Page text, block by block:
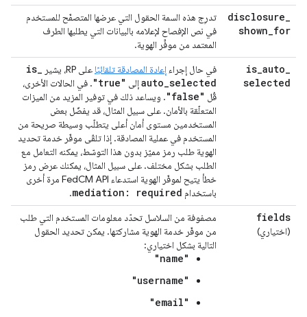
disclosure_
shown_for
تدرِج هذه السمة الحقول التي عرضها المتصفّح للمستخدم
في نص الإفصاح لإعلامه بالبيانات التي يطلبها الطرف
المعتمد من موفِّر الهوية.
is_auto_
selected
في حال إجراء إعادة المصادقة تلقائيًا على RP، يشير is_
auto_selected إلى "true". في الحالات الأخرى،
قُل "false". ويساعد ذلك في توفير المزيد من الميزات
المتعلّقة بالأمان. على سبيل المثال، قد يفضّل بعض
المستخدمين مستوى أمان أعلى يتطلّب وسيطة صريحة من
المستخدم في عملية المصادقة. إذا تلقّى موفّر خدمة تحديد
الهوية طلب رمز مميّز بدون هذا التوسّط، يمكنه التعامل مع
الطلب بشكل مختلف. على سبيل المثال، يمكنك عرض رمز
خطأ يتيح لموفّر الهوية استدعاء FedCM API مرة أخرى
باستخدام mediation: required
.
fields
(اختياري)
مصفوفة من السلاسل تحدّد معلومات المستخدم التي طلب
من موفّر خدمة الهوية مشاركتها. يمكن تحديد الحقول
التالية بشكل اختياري:
"name"
"username"
"email"